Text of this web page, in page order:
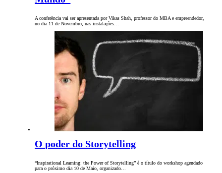
A conferência vai ser apresentada por Vikas Shah, professor do MBA e empreendedor,
no dia 11 de Novembro, nas instalações…
O poder do Storytelling
“Inspirational Learning: the Power of Storytelling” é o título do workshop agendado
para o próximo dia 10 de Maio, organizado…